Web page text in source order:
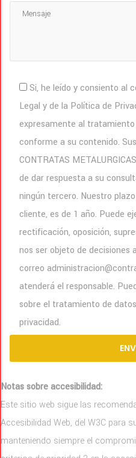
Si, he leído y consiento al
Legal y de la Política de
expresamente al
conforme a su contenido.
CONTRATAS
de dar respuesta a su
ningún tercero. Nuestro
cliente, es de 1 año. Puede
rectificación, oposición,
nos ser objeto de
correo
atenderá el responsable.
sobre el tratamiento de
privacidad.
Notas sobre accesibilidad:
Este sitio web sigue las
Accesibilidad Web, del W3C para
manteniendo siempre el